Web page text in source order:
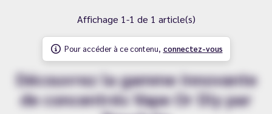
Affichage 1-1 de 1 article(s)
Pour accéder à ce contenu, connectez-vous
Découvrez la gamme innovante
de concentrés Vape Or Diy par